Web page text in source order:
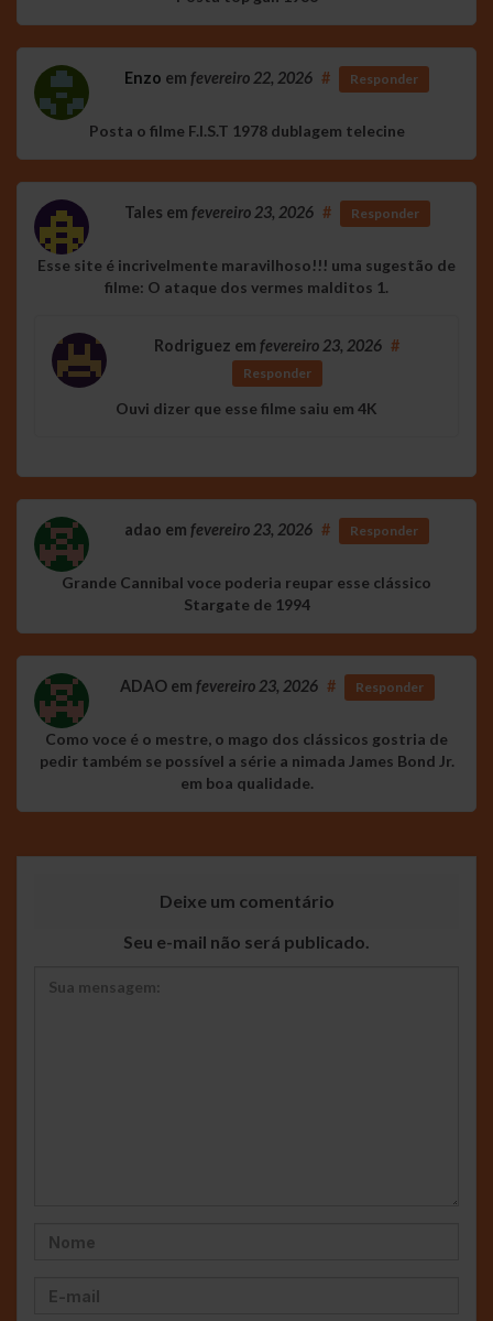
Enzo em fevereiro 22, 2026 # Responder
Posta o filme F.I.S.T 1978 dublagem telecine
Tales em fevereiro 23, 2026 # Responder
Esse site é incrivelmente maravilhoso!!! uma sugestão de
filme: O ataque dos vermes malditos 1.
Rodriguez em fevereiro 23, 2026 #
Responder
Ouvi dizer que esse filme saiu em 4K
adao em fevereiro 23, 2026 # Responder
Grande Cannibal voce poderia reupar esse clássico
Stargate de 1994
ADAOem fevereiro 23, 2026 # Responder
Como voce é o mestre, o mago dos clássicos gostria de
pedir também se possível a série a nimada James Bond Jr.
em boa qualidade.
Deixe um comentário
Seu e-mail não será publicado.